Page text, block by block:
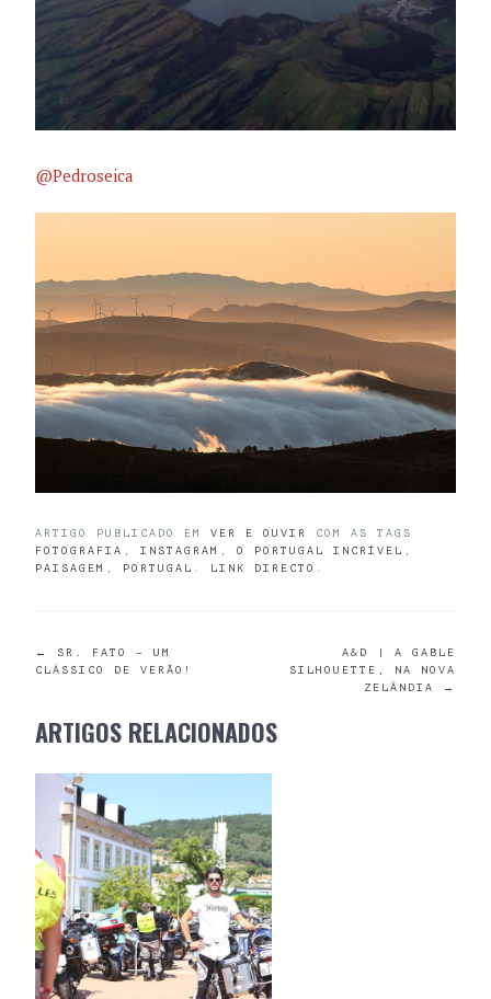
@Pedroseica
ARTIGO PUBLICADO EM VER E OUVIR
COM AS TAGS
FOTOGRAFIA
INSTAGRAM O PORTUGAL INCRÍVEL
PAISAGEM
PORTUGAL LINK DIRECTO
POST
NAVIGATION
←
SR. FATO – UM
CLÁSSICO DE VERÃO!
A&D | A GABLE
SILHOUETTE, NA NOVA
ZELÂNDIA
→
ARTIGOS RELACIONADOS